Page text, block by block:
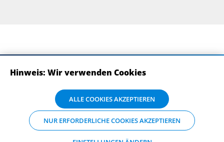
Hinweis: Wir verwenden Cookies
ALLE COOKIES AKZEPTIEREN
NUR ERFORDERLICHE COOKIES AKZEPTIEREN
Wir verwenden Cookies auf dieser Website. Bitte stimmen Sie mit Klick
auf „Alle Cookies akzeptieren“ der Verarbeitung und Weitergabe Ihrer
Daten an Drittanbieter zu, damit wir Ihnen die bestmögliche
Nutzererfahrung auf unserer Website bieten können. Einzelheiten zu
den Arten der Cookies und ihrem Zweck finden Sie unter